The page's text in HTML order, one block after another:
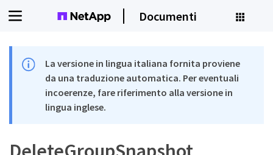
Documenti
La versione in lingua italiana fornita proviene
da una traduzione automatica. Per eventuali
incoerenze, fare riferimento alla versione in
lingua inglese.